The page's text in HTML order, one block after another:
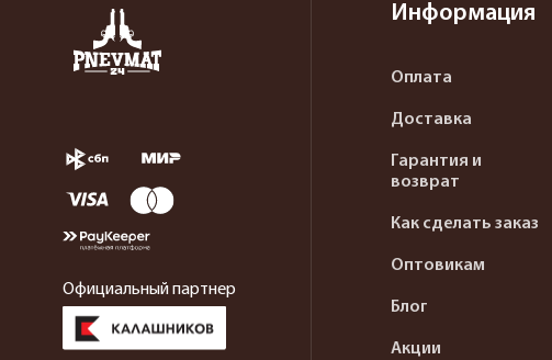
Официальный партнер
Информация
Оплата
Доставка
Гарантия и
возврат
Как сделать заказ
Оптовикам
Блог
Акции